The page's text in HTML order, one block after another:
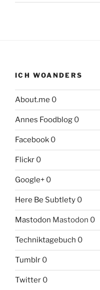
ICH WOANDERS
About.me 0
Annes Foodblog 0
Facebook 0
Flickr 0
Google+ 0
Here Be Subtlety 0
Mastodon Mastodon 0
Techniktagebuch 0
Tumblr 0
Twitter 0